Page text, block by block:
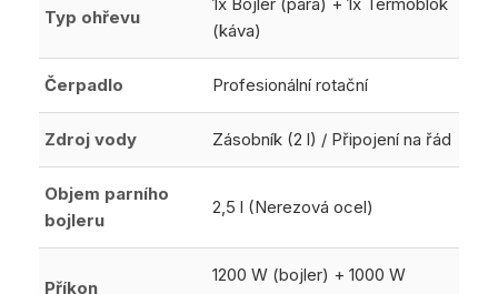
Typ ohřevu
(káva)
Čerpadlo Profesionální rotační
Zdroj vody Zásobník (2 l) / Připojení na řád
Objem parního
bojleru
2,5 l (Nerezová ocel)
Příkon
1200 W (bojler) + 1000 W